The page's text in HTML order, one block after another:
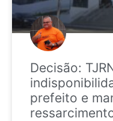
Decisão:
prefeito e